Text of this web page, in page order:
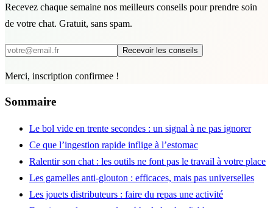
Recevez chaque semaine nos meilleurs conseils pour prendre soin
de votre chat. Gratuit, sans spam.
Recevoir les conseils
Merci, inscription confirmee !
Sommaire
Le bol vide en trente secondes : un signal à ne pas ignorer
Ce que l’ingestion rapide inflige à l’estomac
Ralentir son chat : les outils ne font pas le travail à votre place
Les gamelles anti-glouton : efficaces, mais pas universelles
Les jouets distributeurs : faire du repas une activité